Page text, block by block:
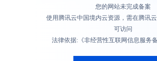
您的网站未完成备案
使用腾讯云中国境内云资源，需在腾讯
可访问
法律依据:《非经营性互联网信息服务